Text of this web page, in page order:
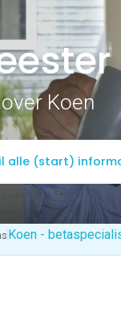
over Koen
alle (start)
Koen -